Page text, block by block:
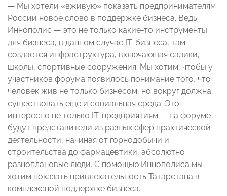
— Мы хотели «вживую» показать предпринимателям
России новое слово в поддержке бизнеса. Ведь
Иннополис — это не только какие-то инструменты
для бизнеса, в данном случае IT-бизнеса, там
создается инфраструктура, включающая садики,
школы, спортивные сооружения. Мы хотим, чтобы у
участников форума появилось понимание того, что
человек жив не только бизнесом, но вокруг должна
существовать еще и социальная среда. Это
интересно не только IT-предприятиям — на форуме
будут представители из разных сфер практической
деятельности, начиная от горнодобычи и
строительства до фармацевтики, абсолютно
разноплановые люди. С помощью Иннополиса мы
хотим показать привлекательность Татарстана в
комплексной поддержке бизнеса.